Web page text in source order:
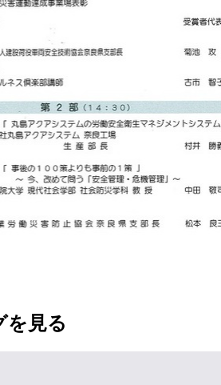
を​見る​